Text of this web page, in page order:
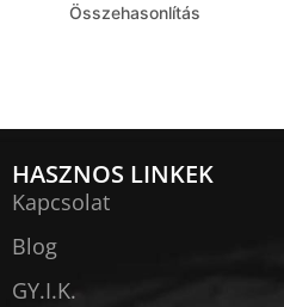
Összehasonlítás
HASZNOS LINKEK
Kapcsolat
Blog
GY.I.K.